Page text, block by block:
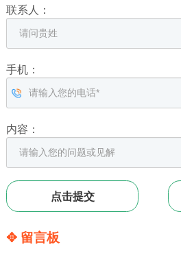
联系人：
手机：
内容：
✥ 留言板